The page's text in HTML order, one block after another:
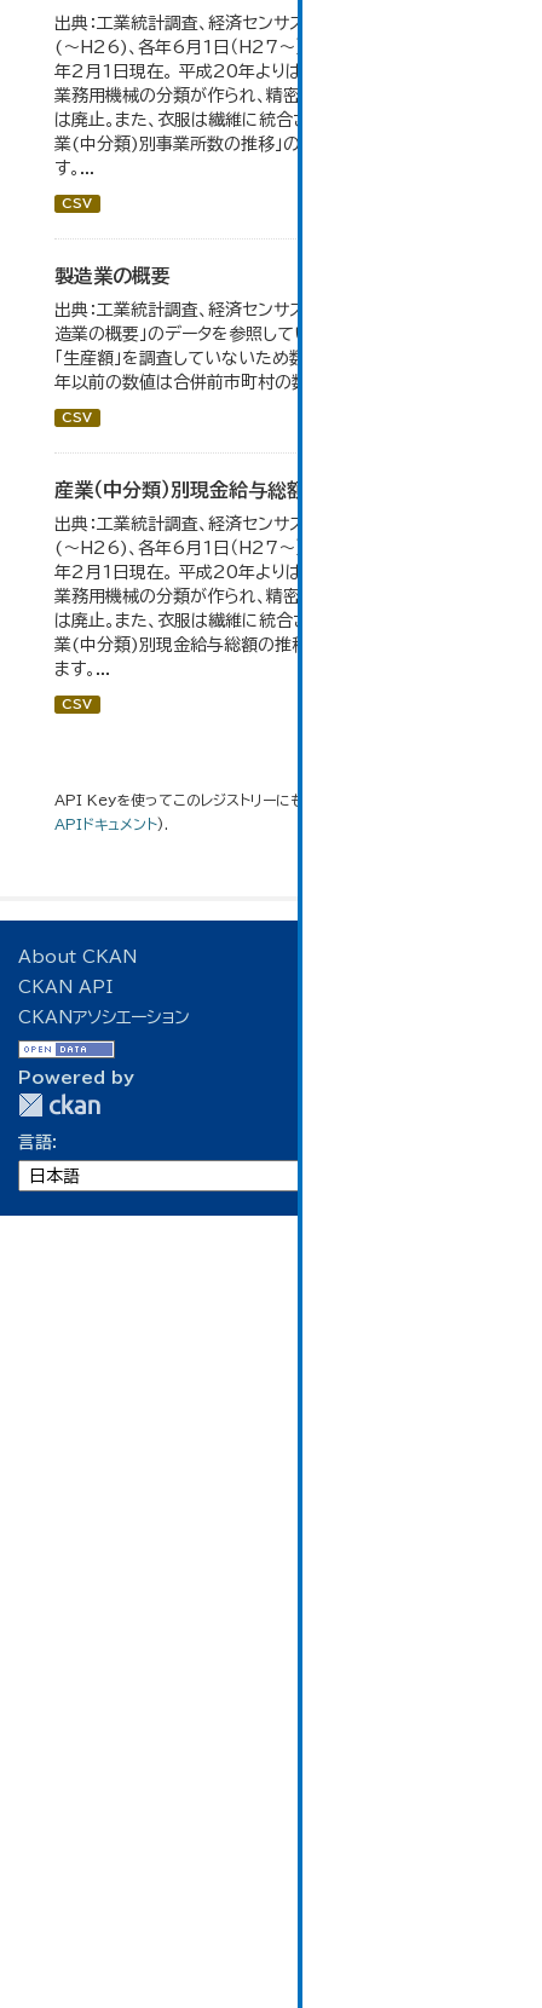
出典：工業統計調査、経済センサス。各年12月31日現在
(～H26)、各年6月1日（H27～）・平成23年のみ平成24
年2月1日現在。 平成20年よりはん用機械、生産用機械、
業務用機械の分類が作られ、精密機械、一般用機械の分類
は廃止。また、衣服は繊維に統合された。 大仙市の統計「産
業(中分類)別事業所数の推移」のデータを参照していま
す。...
CSV
製造業の概要
出典：工業統計調査、経済センサス。 大仙市の統計「5-7 製
造業の概要」のデータを参照しています。 2007年以前は
「生産額」を調査していないため数値はありません。 2004
年以前の数値は合併前市町村の数値を合算したものです。
CSV
産業（中分類）別現金給与総額の推移
出典：工業統計調査、経済センサス。 各年12月31日現在
(～H26)、各年6月1日（H27～）・平成23年のみ平成24
年2月1日現在。 平成20年よりはん用機械、生産用機械、
業務用機械の分類が作られ、精密機械、一般用機械の分類
は廃止。また、衣服は繊維に統合された。 大仙市の統計「産
業(中分類)別現金給与総額の推移」のデータを参照してい
ます。...
CSV
API Keyを使ってこのレジストリーにもアクセス可能です
APIドキュメント).
About CKAN
CKAN API
CKANアソシエーション
Powered by
言語